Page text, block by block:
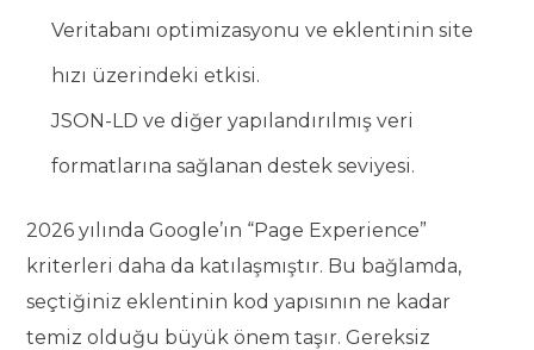
Veritabanı optimizasyonu ve eklentinin site
hızı üzerindeki etkisi.
JSON-LD ve diğer yapılandırılmış veri
formatlarına sağlanan destek seviyesi.
2026 yılında Google’ın “Page Experience”
kriterleri daha da katılaşmıştır. Bu bağlamda,
seçtiğiniz eklentinin kod yapısının ne kadar
temiz olduğu büyük önem taşır. Gereksiz